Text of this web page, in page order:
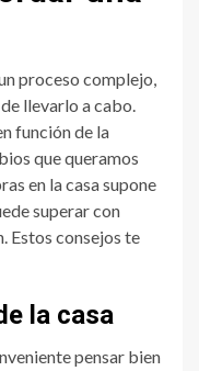
proceso complejo,
llevarlo a cabo.
función de la
que queramos
en la casa supone
superar con
Estos consejos te
la casa
pensar bien